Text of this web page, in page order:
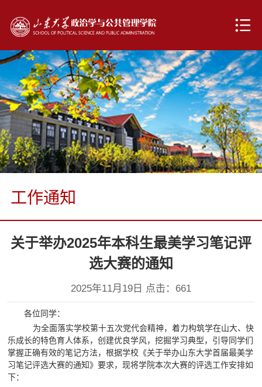
工作通知
关于举办2025年本科生最美学习笔记评
选大赛的通知
2025年11月19日 点击： 661
各位同学：
为全面落实学校第十五次党代会精神，着力构筑学在山大、快
乐成长的特色育人体系，创建优良学风，挖掘学习典型，引导同学们
掌握正确有效的笔记方法，根据学校《关于举办山东大学首届最美学
习笔记评选大赛的通知》要求，现将学院本次大赛的评选工作安排如
下：